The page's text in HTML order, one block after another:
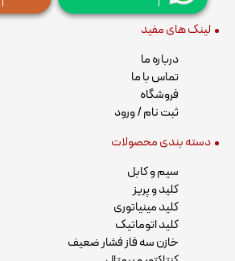
لینک های مفید
درباره ما
تماس با ما
فروشگاه
ثبت نام / ورود
دسته بندی محصولات
سیم و کابل
کلید و پریز
کلید مینیاتوری
کلید اتوماتیک
خازن سه فاز فشار ضعیف